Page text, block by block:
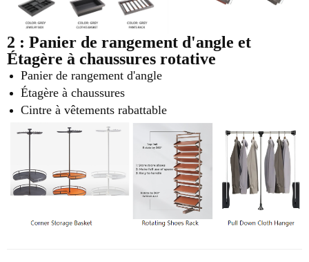
2 : Panier de rangement d'angle et
Étagère à chaussures rotative
Panier de rangement d'angle
Étagère à chaussures
Cintre à vêtements rabattable